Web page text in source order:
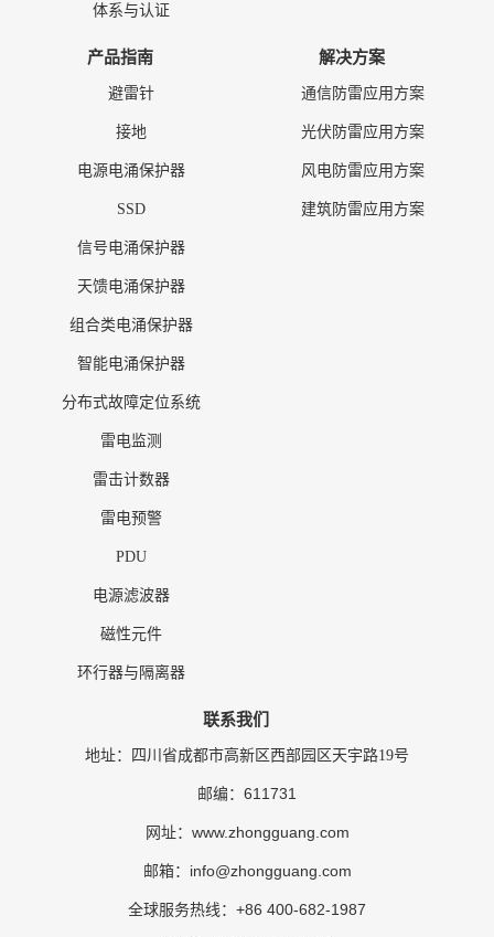
体系与认证
产品指南
避雷针
接地
电源电涌保护器
SSD
信号电涌保护器
天馈电涌保护器
组合类电涌保护器
智能电涌保护器
分布式故障定位系统
雷电监测
雷击计数器
雷电预警
PDU
电源滤波器
磁性元件
环行器与隔离器
解决方案
通信防雷应用方案
光伏防雷应用方案
风电防雷应用方案
建筑防雷应用方案
联系我们
地址：四川省成都市高新区西部园区天宇路19号
邮编： 611731
网址： www.zhongguang.com
邮箱： info@zhongguang.com
全球服务热线： +86 400-682-1987